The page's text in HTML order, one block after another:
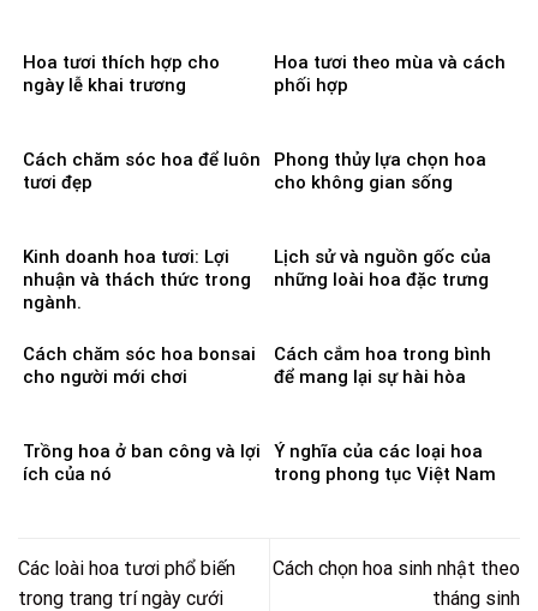
Hoa tươi thích hợp cho
ngày lễ khai trương
Hoa tươi theo mùa và cách
phối hợp
Cách chăm sóc hoa để luôn
tươi đẹp
Phong thủy lựa chọn hoa
cho không gian sống
Kinh doanh hoa tươi: Lợi
nhuận và thách thức trong
ngành.
Lịch sử và nguồn gốc của
những loài hoa đặc trưng
Cách chăm sóc hoa bonsai
cho người mới chơi
Cách cắm hoa trong bình
để mang lại sự hài hòa
Trồng hoa ở ban công và lợi
ích của nó
Ý nghĩa của các loại hoa
trong phong tục Việt Nam
Các loài hoa tươi phổ biến
trong trang trí ngày cưới
Cách chọn hoa sinh nhật theo
tháng sinh